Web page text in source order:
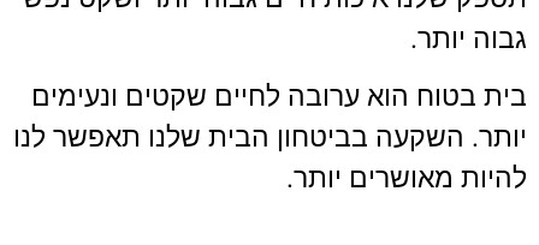
גבוה יותר.
בית בטוח הוא ערובה לחיים שקטים ונעימים
יותר. השקעה בביטחון הבית שלנו תאפשר לנו
להיות מאושרים יותר.